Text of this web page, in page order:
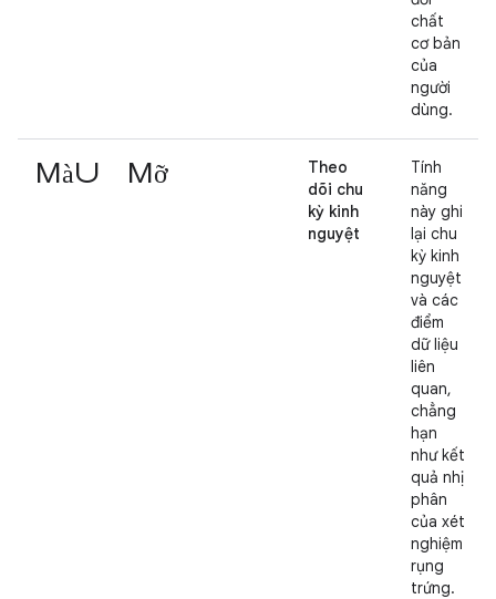
chất
cơ bản
của
người
dùng.
màu mỡ
Theo
dõi chu
kỳ kinh
nguyệt
Tính
năng
này ghi
lại chu
kỳ kinh
nguyệt
và các
điểm
dữ liệu
liên
quan,
chẳng
hạn
như kết
quả nhị
phân
của xét
nghiệm
rụng
trứng.